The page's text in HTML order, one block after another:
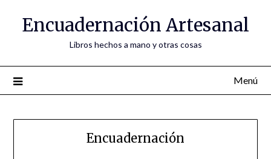
Encuadernación Artesanal
Libros hechos a mano y otras cosas
Menú
Encuadernación